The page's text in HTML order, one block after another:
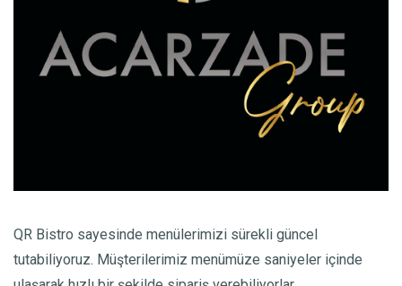
QR Bistro sayesinde menülerimizi sürekli güncel
tutabiliyoruz. Müşterilerimiz menümüze saniyeler içinde